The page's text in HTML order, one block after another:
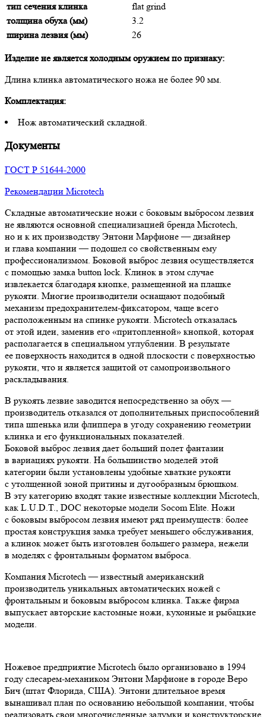
тип сечения клинка
flat grind
толщина обуха (мм)
3.2
ширина лезвия (мм)
26
Изделие не является холодным оружием по признаку:
Длина клинка автоматического ножа не более 90 мм.
Комплектация:
Нож автоматический складной.
Документы
ГОСТ Р 51644-2000
Рекомендации Microtech
Складные автоматические ножи с боковым выбросом лезвия
не являются основной специализацией бренда Microtech,
но и к их производству Энтони Марфионе — дизайнер
и глава компании — подошел со свойственным ему
профессионализмом. Боковой выброс лезвия осуществляется
с помощью замка button lock. Клинок в этом случае
извлекается благодаря кнопке, размещенной на плашке
рукояти. Многие производители оснащают подобный
механизм предохранителем-фиксатором, чаще всего
расположенным на спинке рукояти. Microtech отказалась
от этой идеи, заменив его «притопленной» кнопкой, которая
располагается в специальном углублении. В результате
ее поверхность находится в одной плоскости с поверхностью
рукояти, что и является защитой от самопроизвольного
раскладывания.
В рукоять лезвие заводится непосредственно за обух —
производитель отказался от дополнительных приспособлений
типа шпенька или флиппера в угоду сохранению геометрии
клинка и его функциональных показателей.
Боковой выброс лезвия дает больший полет фантазии
в вариациях рукояти. На большинство моделей этой
категории были установлены удобные хваткие рукояти
с утолщенной зоной притины и дугообразным брюшком.
В эту категорию входят такие известные коллекции Microtech,
как L.U.D.T., DOC некоторые модели Socom Elite. Ножи
с боковым выбросом лезвия имеют ряд преимуществ: более
простая конструкция замка требует меньшего обслуживания,
а клинок может быть изготовлен большего размера, нежели
в моделях с фронтальным форматом выброса.
Компания Microtech — известный американский
производитель уникальных автоматических ножей с
фронтальным и боковым выбросом клинка. Также фирма
выпускает авторские кастомные ножи, кухонные и рыбацкие
модели.
Ножевое предприятие Microtech было организовано в 1994
году слесарем-механиком Энтони Марфионе в городе Веро
Бич (штат Флорида, США). Энтони длительное время
вынашивал план по основанию небольшой компании, чтобы
реализовать свои многочисленные задумки и конструкторские